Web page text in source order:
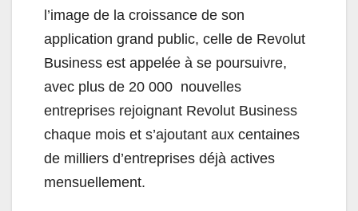
l’image de la croissance de son
application grand public, celle de Revolut
Business est appelée à se poursuivre,
avec plus de 20 000 nouvelles
entreprises rejoignant Revolut Business
chaque mois et s’ajoutant aux centaines
de milliers d’entreprises déjà actives
mensuellement.